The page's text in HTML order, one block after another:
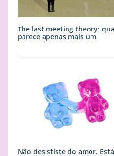
The last meeting theory:
parece apenas mais um
Não desististe do amor.